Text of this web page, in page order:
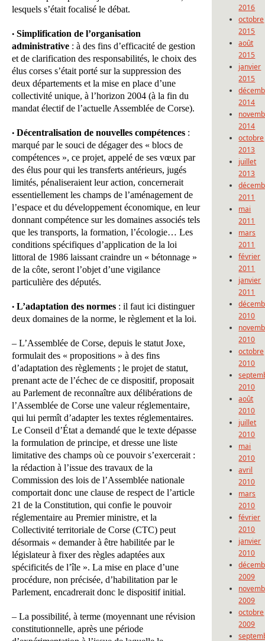
lesquels s’était focalisé le débat.
• Simplification de l’organisation
administrative : à des fins d’efficacité de gestion
et de clarification des responsabilités, le choix des
élus corses s’était porté sur la suppression des
deux départements et la mise en place d’une
collectivité unique, à l’horizon 2004 (à la fin du
mandat électif de l’actuelle Assemblée de Corse).
• Décentralisation de nouvelles compétences :
marqué par le souci de dégager des « blocs de
compétences », ce projet, appelé de ses vœux par
des élus pour qui les transferts antérieurs, jugés
limités, pénaliseraient leur action, concernerait
essentiellement les champs de l’aménagement de
l’espace et du développement économique, en leur
donnant compétence sur les domaines associés tels
que les transports, la formation, l’écologie… Les
conditions spécifiques d’application de la loi
littoral de 1986 laissant craindre un « bétonnage »
de la côte, seront l’objet d’une vigilance
particulière des députés.
• L’adaptation des normes : il faut ici distinguer
deux domaines de la norme, le règlement et la loi.
– L’Assemblée de Corse, depuis le statut Joxe,
formulait des « propositions » à des fins
d’adaptation des règlements ; le projet de statut,
prenant acte de l’échec de ce dispositif, proposait
au Parlement de reconnaître aux délibérations de
l’Assemblée de Corse une valeur réglementaire,
qui lui permît d’adapter les textes réglementaires.
Le Conseil d’État a demandé que le texte dépasse
la formulation de principe, et dresse une liste
limitative des champs où ce pouvoir s’exercerait :
la rédaction à l’issue des travaux de la
Commission des lois de l’Assemblée nationale
comportait donc une clause de respect de l’article
21 de la Constitution, qui confie le pouvoir
réglementaire au Premier ministre, et la
Collectivité territoriale de Corse (CTC) peut
désormais « demander à être habilitée par le
législateur à fixer des règles adaptées aux
spécificités de l’île ». La mise en place d’une
procédure, non précisée, d’habilitation par le
Parlement, encadrerait donc le dispositif initial.
– La possibilité, à terme (moyennant une révision
constitutionnelle, après une période
2016
octobre
2015
août
2015
janvier
2015
2014
2014
octobre
2013
juillet
2013
2011
mai
2011
mars
2011
février
2011
janvier
2011
2010
2010
octobre
2010
2010
août
2010
juillet
2010
mai
2010
avril
2010
mars
2010
février
2010
janvier
2010
2009
2009
octobre
2009